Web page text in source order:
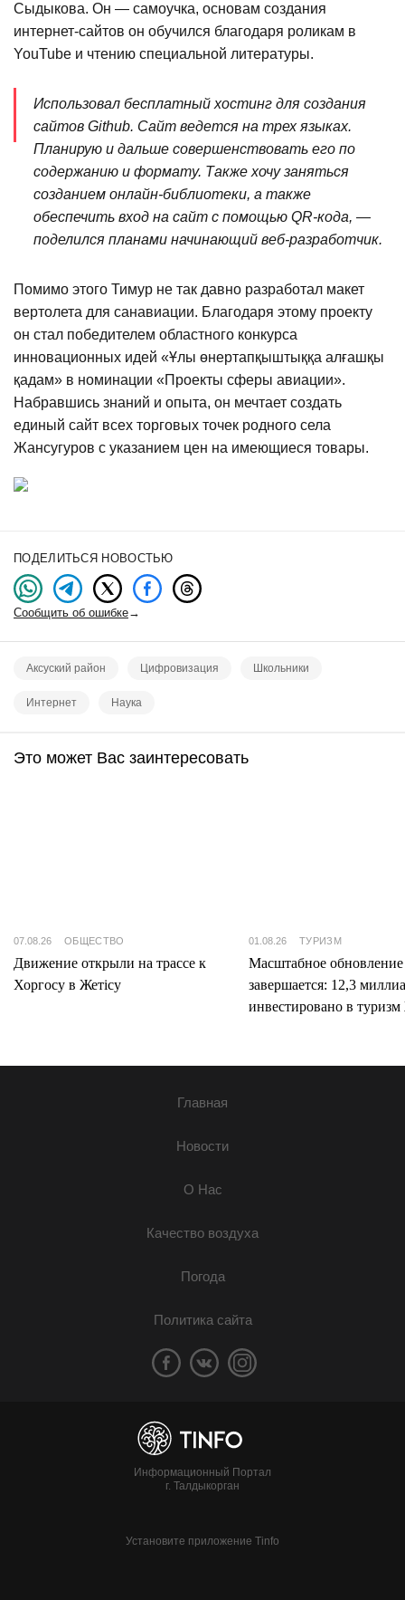
Сыдыкова. Он — самоучка, основам создания
интернет-сайтов он обучился благодаря роликам в
YouTube и чтению специальной литературы.
Использовал бесплатный хостинг для создания
сайтов Github. Сайт ведется на трех языках.
Планирую и дальше совершенствовать его по
содержанию и формату. Также хочу заняться
созданием онлайн-библиотеки, а также
обеспечить вход на сайт с помощью QR-кода, —
поделился планами начинающий веб-разработчик.
Помимо этого Тимур не так давно разработал макет
вертолета для санавиации. Благодаря этому проекту
он стал победителем областного конкурса
инновационных идей «Ұлы өнертапқыштыққа алғашқы
қадам» в номинации «Проекты сферы авиации».
Набравшись знаний и опыта, он мечтает создать
единый сайт всех торговых точек родного села
Жансугуров с указанием цен на имеющиеся товары.
ПОДЕЛИТЬСЯ НОВОСТЬЮ
Сообщить об ошибке→
Аксуский район Цифровизация Школьники
Интернет Наука
Это может Вас заинтересовать
07.08.26 ОБЩЕСТВО
Движение открыли на трассе к
Хоргосу в Жетісу
01.08.26 ТУРИЗМ
Масштабное
завершается: 12,3
инвестировано в туризм
Главная
Новости
О Нас
Качество воздуха
Погода
Политика сайта
Информационный Портал
г. Талдыкорган
Установите приложение Tinfo